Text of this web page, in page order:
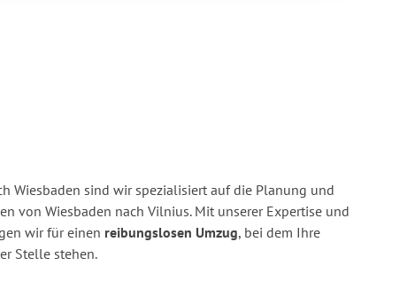
Wiesbaden sind wir spezialisiert auf die Planung und
von Wiesbaden nach Vilnius. Mit unserer Expertise und
wir für einen reibungslosen Umzug, bei dem Ihre
Stelle stehen.